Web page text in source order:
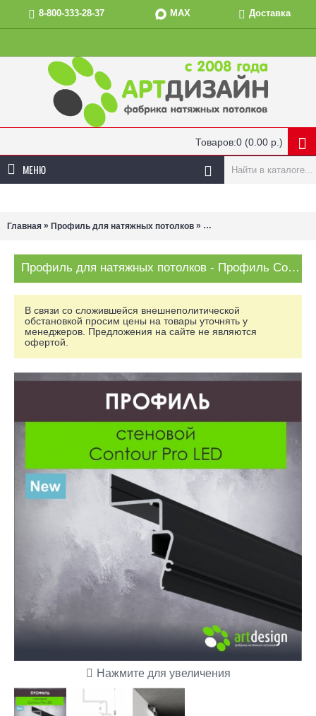
8-800-333-28-37 MAX Доставка
Товаров:0 (0.00 р.)
МЕНЮ
Главная » Профиль для натяжных потолков » Профиля для натяжных
Профиль для натяжных потолков - Профиль Contour Pro LED Стеновой 2,0 м. черный
В связи со сложившейся внешнеполитической
обстановкой просим цены на товары уточнять у
менеджеров. Предложения на сайте не являются
офертой.
Нажмите для увеличения